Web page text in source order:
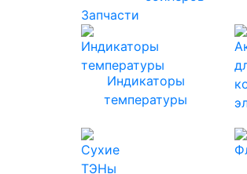
Запчасти
Индикаторы
температуры